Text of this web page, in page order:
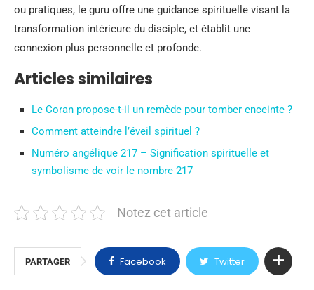
ou pratiques, le guru offre une guidance spirituelle visant la
transformation intérieure du disciple, et établit une
connexion plus personnelle et profonde.
Articles similaires
Le Coran propose-t-il un remède pour tomber enceinte ?
Comment atteindre l’éveil spirituel ?
Numéro angélique 217 – Signification spirituelle et
symbolisme de voir le nombre 217
Notez cet article
PARTAGER Facebook Twitter